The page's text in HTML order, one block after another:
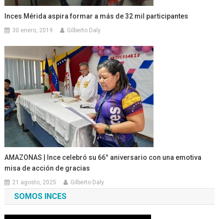
Inces Mérida aspira formar a más de 32 mil participantes
30 enero, 2019 Gilberto Daly
AMAZONAS | Ince celebró su 66° aniversario con una emotiva
misa de acción de gracias ‎
21 agosto, 2025 Gilberto Daly
SOMOS INCES